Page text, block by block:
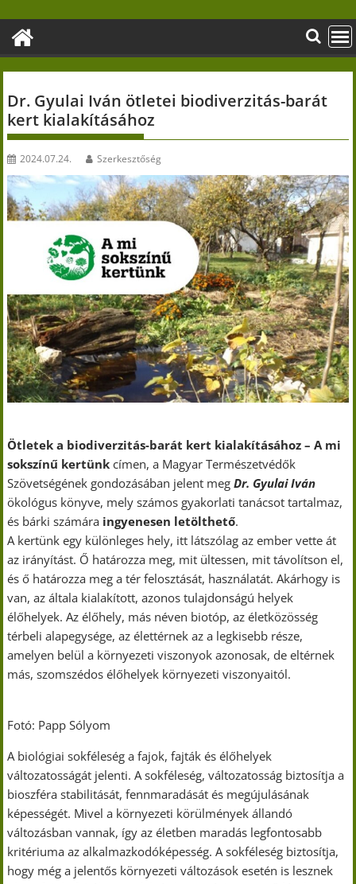
content
Dr. Gyulai Iván ötletei biodiverzitás-barát
kert kialakításához
2024.07.24. Szerkesztőség
Ötletek a biodiverzitás-barát kert kialakításához – A mi
sokszínű kertünkcímen, a Magyar Természetvédők
Szövetségének gondozásában jelent megDr. Gyulai Iván
ökológus könyve, mely számos gyakorlati tanácsot tartalmaz,
és bárki számára ingyenesen letölthető.
A kertünk egy különleges hely, itt látszólag az ember vette át
az irányítást. Ő határozza meg, mit ültessen, mit távolítson el,
és ő határozza meg a tér felosztását, használatát. Akárhogy is
van, az általa kialakított, azonos tulajdonságú helyek
élőhelyek. Az élőhely, más néven biotóp, az életközösség
térbeli alapegysége, az élettérnek az a legkisebb része,
amelyen belül a környezeti viszonyok azonosak, de eltérnek
más, szomszédos élőhelyek környezeti viszonyaitól.
Fotó: Papp Sólyom
A biológiai sokféleség a fajok, fajták és élőhelyek
változatosságát jelenti. A sokféleség, változatosság biztosítja a
bioszféra stabilitását, fennmaradását és megújulásának
képességét. Mivel a környezeti körülmények állandó
változásban vannak, így az életben maradás legfontosabb
kritériuma az alkalmazkodóképesség. A sokféleség biztosítja,
hogy még a jelentős környezeti változások esetén is lesznek